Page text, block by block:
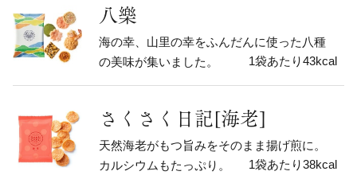
八樂
海の幸、山里の幸をふんだんに使った八種
の美味が集いました。
1袋あたり43kcal
さくさく日記[海老]
天然海老がもつ旨みをそのまま揚げ煎に。
カルシウムもたっぷり。
1袋あたり38kcal